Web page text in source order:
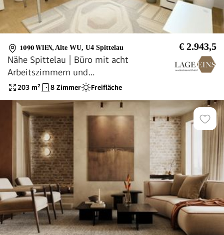
1090 WIEN, Alte WU, U4 Spittelau € 2.943,5
Nähe Spittelau | Büro mit acht
Arbeitszimmern und
Gemeinschaftsgarten zu mieten
203 m² 8 Zimmer Freifläche